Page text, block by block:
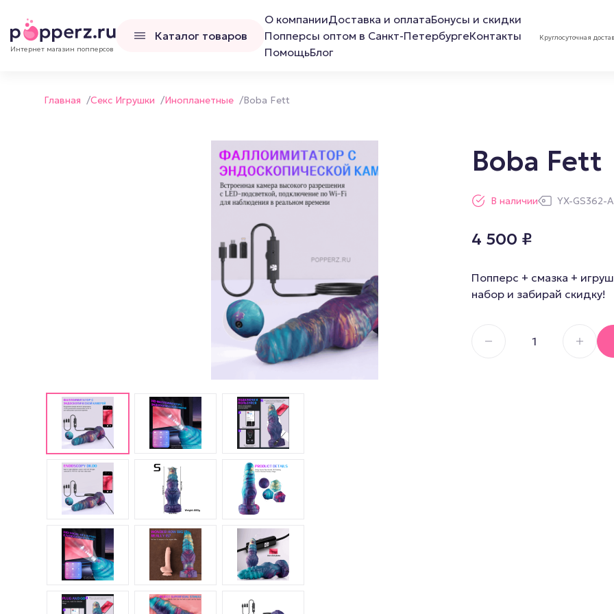
Интернет магазин попперсов
Каталог товаров
О компанииДоставка и оплатаБонусы и скидки
Попперсы оптом в Санкт-ПетербургеКонтакты
ПомощьБлог
Круглосуточная
Попперсы Rush (Раш)
Попперсы для мужчин
Попперсы для женщин
Попперсы для фистинга
Наборы попперсов
Расслабляющая смазка
Смазка для фистинга
Силиконовая смазка
Дилдо
Главная /Секс Игрушки /Инопланетные /Boba Fett
Boba Fett
В наличии YX-GS362-
4 500 ₽
Попперс + смазка +
набор и забирай скидку!